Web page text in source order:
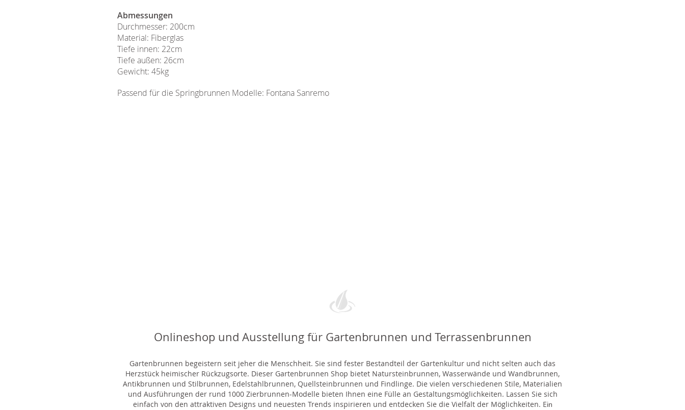
Abmessungen
Durchmesser: 200cm
Material: Fiberglas
Tiefe innen: 22cm
Tiefe außen: 26cm
Gewicht: 45kg
Passend für die Springbrunnen Modelle: Fontana Sanremo
Onlineshop und Ausstellung für Gartenbrunnen und Terrassenbrunnen
Gartenbrunnen begeistern seit jeher die Menschheit. Sie sind fester Bestandteil der Gartenkultur und nicht selten auch das
Herzstück heimischer Rückzugsorte. Dieser Gartenbrunnen Shop bietet Natursteinbrunnen, Wasserwände und Wandbrunnen,
Antikbrunnen und Stilbrunnen, Edelstahlbrunnen, Quellsteinbrunnen und Findlinge. Die vielen verschiedenen Stile, Materialien
und Ausführungen der rund 1000 Zierbrunnen-Modelle bieten Ihnen eine Fülle an Gestaltungsmöglichkeiten. Lassen Sie sich
einfach von den attraktiven Designs und neuesten Trends inspirieren und entdecken Sie die Vielfalt der Möglichkeiten. Ein